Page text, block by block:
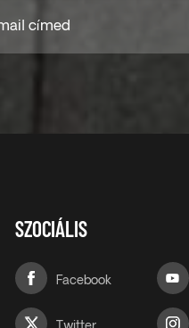
SZOCIÁLIS
Facebook